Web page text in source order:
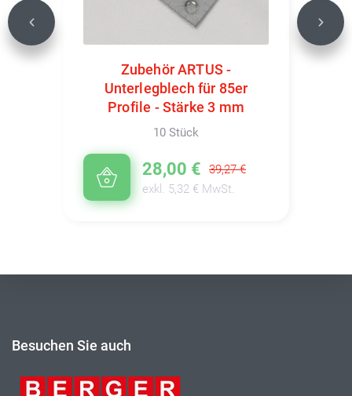
Zubehör ARTUS -
Unterlegblech für 85er
Profile - Stärke 3 mm
10 Stück
28,00 €
39,27 €
exkl. 5,32 € MwSt.
Previous Next
Besuchen Sie auch